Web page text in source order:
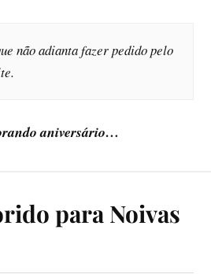
não adianta fazer pedido pelo
aniversário…
para Noivas